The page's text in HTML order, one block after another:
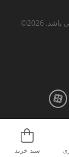
2026©
سبد خرید